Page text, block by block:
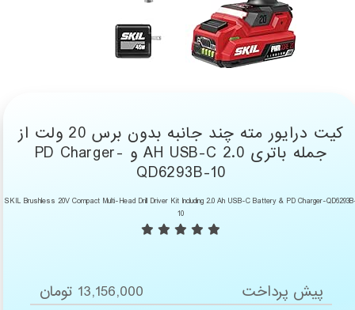
کیت درایور مته چند جانبه بدون برس 20 ولت از
جمله باتری 2.0 AH USB-C و PD Charger-
QD6293B-10
SKIL Brushless 20V Compact Multi-Head Drill Driver Kit Including 2.0 Ah USB-C Battery & PD Charger-
10
پیش پرداخت 13,156,000 تومان